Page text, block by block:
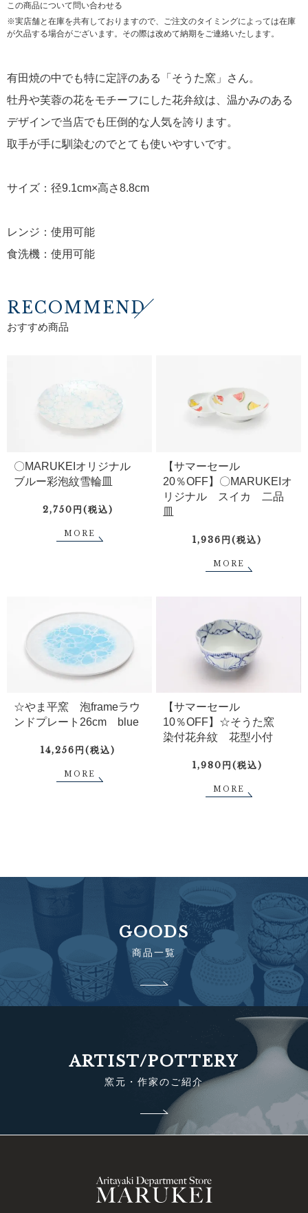
この商品について問い合わせる
※実店舗と在庫を共有しておりますので、ご注文のタイミングによっては在庫
が欠品する場合がございます。その際は改めて納期をご連絡いたします。
有田焼の中でも特に定評のある「そうた窯」さん。
牡丹や芙蓉の花をモチーフにした花弁紋は、温かみのある
デザインで当店でも圧倒的な人気を誇ります。
取手が手に馴染むのでとても使いやすいです。
サイズ：径9.1cm×高さ8.8cm
レンジ：使用可能
食洗機：使用可能
RECOMMEND
おすすめ商品
〇MARUKEIオリジナル
ブルー彩泡紋雪輪皿
2,750円(税込)
MORE
【サマーセール
20％OFF】〇MARUKEIオ
リジナル スイカ 二品
皿
1,936円(税込)
MORE
☆やま平窯 泡frameラウ
ンドプレート26cm blue
14,256円(税込)
MORE
【サマーセール
10％OFF】☆そうた窯
染付花弁紋 花型小付
1,980円(税込)
MORE
GOODS
商品一覧
ARTIST/POTTERY
窯元・作家のご紹介